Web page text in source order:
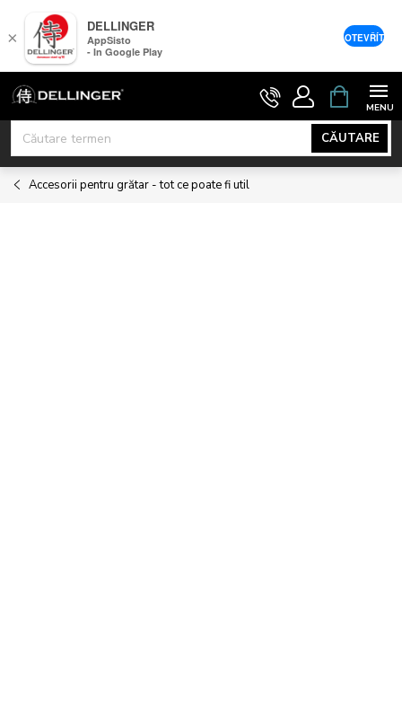
Treci
conținut
CĂUTARE
COŞ
DE
Accesorii pentru grătar - tot ce poate fi util
×
DELLINGER
AppSisto
- In Google Play
OTEVŘÍT